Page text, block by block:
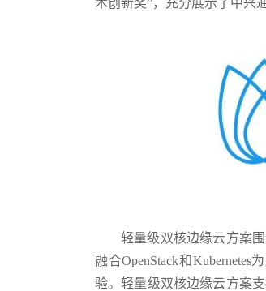
术创新奖”，充分展示了中兴
轻量级双核边缘云方案
融合OpenStack和
验。轻量级双核边缘云方案